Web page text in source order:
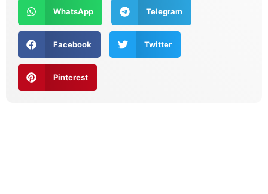
WhatsApp Telegram
Facebook Twitter
Pinterest